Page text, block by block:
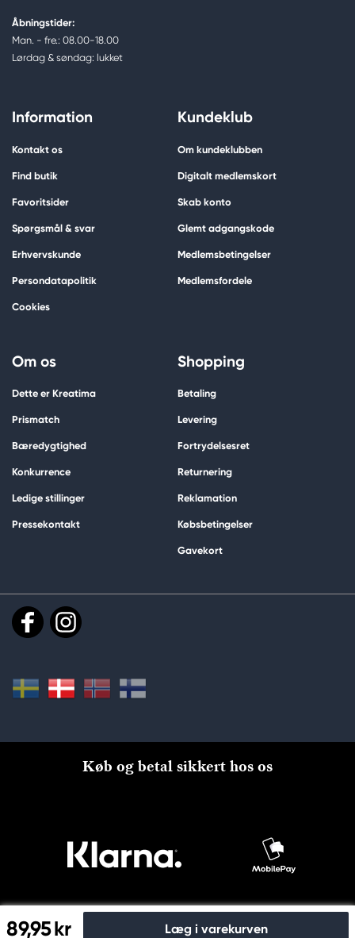
89,95 kr Læg i varekurven
Åbningstider:
Man. - fre.: 08.00-18.00
Lørdag & søndag: lukket
Information
Kontakt os
Find butik
Favoritsider
Spørgsmål & svar
Erhvervskunde
Persondatapolitik
Cookies
Kundeklub
Om kundeklubben
Digitalt medlemskort
Skab konto
Glemt adgangskode
Medlemsbetingelser
Medlemsfordele
Om os
Dette er Kreatima
Prismatch
Bæredygtighed
Konkurrence
Ledige stillinger
Pressekontakt
Shopping
Betaling
Levering
Fortrydelsesret
Returnering
Reklamation
Købsbetingelser
Gavekort
Køb og betal sikkert hos os